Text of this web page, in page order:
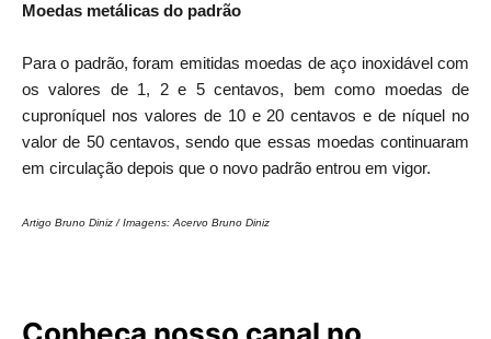
Moedas metálicas do padrão
Para o padrão, foram emitidas moedas de aço inoxidável com
os valores de 1, 2 e 5 centavos, bem como moedas de
cuproníquel nos valores de 10 e 20 centavos e de níquel no
valor de 50 centavos, sendo que essas moedas continuaram
em circulação depois que o novo padrão entrou em vigor.
Artigo Bruno Diniz / Imagens: Acervo Bruno Diniz